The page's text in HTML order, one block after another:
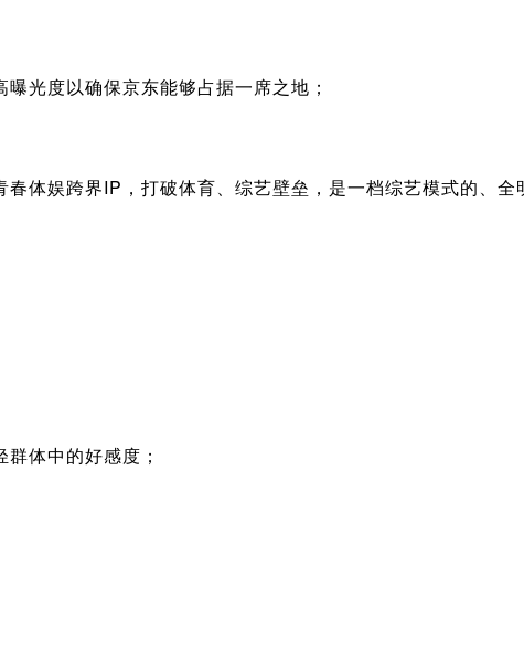
光度以确保京东能够占据一席之地；
体娱跨界IP，打破体育、综艺壁垒，是一档综艺模式的、全
体中的好感度；